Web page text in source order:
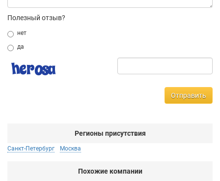
Полезный отзыв?
нет
да
Отправить
Регионы присутствия
Санкт-Петербург Москва
Похожие компании